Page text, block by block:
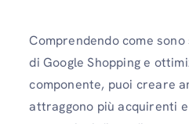
Comprendendo come
di Google Shopping e
componente, puoi creare
attraggono più acquirenti